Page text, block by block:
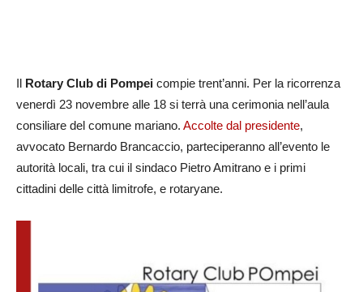
Il Rotary Club di Pompei compie trent’anni. Per la ricorrenza
venerdì 23 novembre alle 18 si terrà una cerimonia nell’aula
consiliare del comune mariano. Accolte dal presidente,
avvocato Bernardo Brancaccio, parteciperanno all’evento le
autorità locali, tra cui il sindaco Pietro Amitrano e i primi
cittadini delle città limitrofe, e rotaryane.